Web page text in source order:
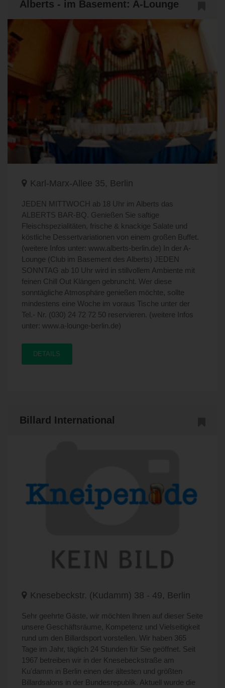
Alberts - im Basement: A-Lounge
Karl-Marx-Allee 35, Berlin
JEDEN MITTWOCH ab 18 Uhr im Alberts das
ALBERTS BAR-BQ. Genießen Sie saftige
Fleischspezialitäten, frische & knackige Salate und
köstliche Dessertvariationen von einem großen Buffet.
(weitere Infos unter: www.alberts-berlin.de) In der A-
Lounge (Club im Basement des Alberts) JEDEN
SONNTAG ab 10 Uhr wird in stillvollem Ambiente mit
feinen Chill Out Klängen gebruncht. Wer diese
sonntägliche Atmosphäre genießen möchte, sollte
mindestens eine Woche im voraus Tische unter der
Tel.- Nr. (030) 24 72 72 50 reservieren. (weitere Infos
unter: www.a-lounge-berlin.de)
DETAILS
Billard International
Knesebeckstr. (Kudamm) 38 - 49, Berlin
Sehr geehrte Gäste, wir möchten Ihnen auf dieser Seite
unsere Geschäftsräume, Kompetenz und Vielseitigkeit
rund um den Billardsport vorstellen. Wir haben 365
Tage im Jahr, täglich 24 Stunden für Sie geöffnet. Seit
1967 betreiben wir in der Knesebeckstraße am
Ku'damm in Berlin einen der ältesten und größten
Billardsalons in der Bundesrepublik. Aktuell wurde die